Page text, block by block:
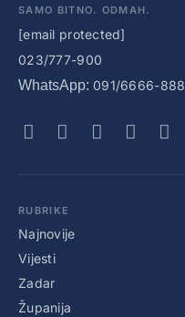
SAMO BITNO. ODMAH.
[email protected]
023/777-900
WhatsApp: 091/6666-888
RUBRIKE
Najnovije
Vijesti
Zadar
Županija